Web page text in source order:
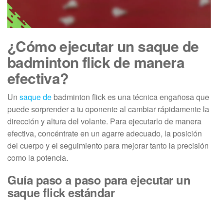
¿Cómo ejecutar un saque de
badminton flick de manera
efectiva?
Un saque de badminton flick es una técnica engañosa que
puede sorprender a tu oponente al cambiar rápidamente la
dirección y altura del volante. Para ejecutarlo de manera
efectiva, concéntrate en un agarre adecuado, la posición
del cuerpo y el seguimiento para mejorar tanto la precisión
como la potencia.
Guía paso a paso para ejecutar un
saque flick estándar